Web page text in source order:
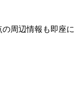
周辺情報も即座に